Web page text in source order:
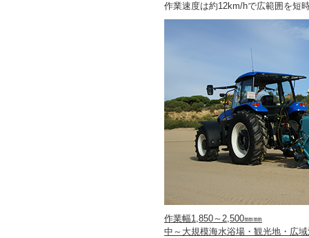
作業速度は約12km/hで広範囲を短
作業幅1,850～2,500㎜㎜
中～大規模海水浴場・観光地・広